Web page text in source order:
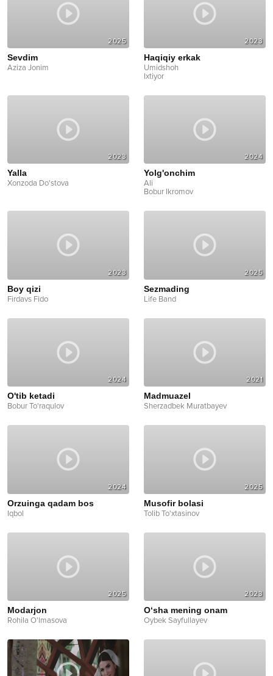
2025
Sevdim
Aziza Jonim
2023
Haqiqiy erkak
Umidshoh
Ixtiyor
2023
Yalla
Xonzoda Do'stova
2024
Yolg'onchim
Ali
Bobur Ikromov
2023
Boy qizi
Firdavs Fido
2025
Sezmading
Life Band
2024
O'tib ketadi
Bobur To'raqulov
2021
Madmuazel
Sherzadbek Muratbayev
2024
Orzuinga qadam bos
Iqbol
2025
Musofir bolasi
Tolib To'xtasinov
2025
Modarjon
Rohila O'lmasova
2023
O‘sha mening onam
Oybek Sayfullayev